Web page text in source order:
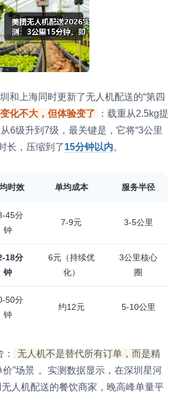
和上海同时更新了无人机配送的“第四
化不大，但体验变了
：载重从2.5kg提
6级升到7级，最关键是，它将“3公里
长，压缩到了15分钟以内。
时效 单均成本 服务半径
45分
钟
7-9元 3-5公里
18分
钟
6元（持续优
化）
3公里核心
圈
50分
钟
约12元 5-10公里
无人机不是替代所有订单，而是精
”场景 。实测数据显示，在深圳星河
人机配送的餐饮商家，晚高峰单量平